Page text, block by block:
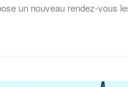
un nouveau rendez-vous